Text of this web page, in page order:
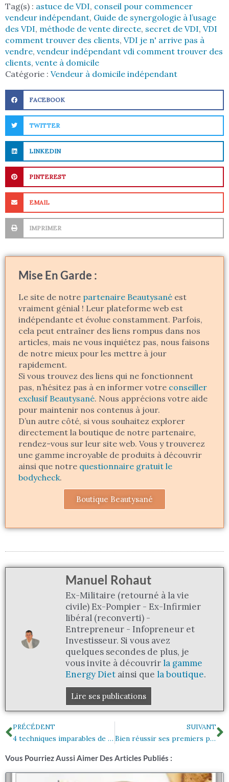
Tag(s) : astuce de VDI, conseil pour commencer
vendeur indépendant, Guide de synergologie à l’usage
des VDI, méthode de vente directe, secret de VDI, VDI
comment trouver des clients, VDI je n' arrive pas à
vendre, vendeur indépendant vdi comment trouver des
clients, vente à domicile
Catégorie : Vendeur à domicile indépendant
FACEBOOK
TWITTER
LINKEDIN
PINTEREST
EMAIL
IMPRIMER
Mise En Garde :
Le site de notre partenaire Beautysané est
vraiment génial ! Leur plateforme web est
indépendante et évolue constamment. Parfois,
cela peut entraîner des liens rompus dans nos
articles, mais ne vous inquiétez pas, nous faisons
de notre mieux pour les mettre à jour
rapidement.
Si vous trouvez des liens qui ne fonctionnent
pas, n’hésitez pas à en informer votre conseiller
exclusif Beautysané. Nous apprécions votre aide
pour maintenir nos contenus à jour.
D’un autre côté, si vous souhaitez explorer
directement la boutique de notre partenaire,
rendez-vous sur leur site web. Vous y trouverez
une gamme incroyable de produits à découvrir
ainsi que notre questionnaire gratuit le
bodycheck.
Boutique Beautysané
Manuel Rohaut
Ex-Militaire (retourné à la vie
civile) Ex-Pompier - Ex-Infirmier
libéral (reconverti) -
Entrepreneur - Infopreneur et
Investisseur. Si vous avez
quelques secondes de plus, je
vous invite à découvrirla gamme
Energy Diet ainsi que la boutique.
Lire ses publications
Précédent
PRÉCÉDENT
4 techniques imparables de VDI à garder en mémoire.
SUIVANT
Bien réussir ses premiers pas dans le marketing relationnel
Vous Pourriez Aussi Aimer Des Articles Publiés :